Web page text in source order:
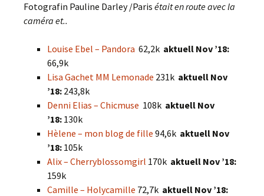
Fotografin Pauline Darley /Paris était en route avec la
caméra et..
Louise Ebel – Pandora 62,2k aktuell Nov ’18:
66,9k
Lisa Gachet MM Lemonade 231k aktuell Nov
’18: 243,8k
Denni Elias – Chicmuse 108k aktuell Nov
’18: 130k
Hèlene – mon blog de fille 94,6k aktuell Nov
’18: 105k
Alix – Cherryblossomgirl 170k aktuell Nov ’18:
159k
Camille – Holycamille 72,7k aktuell Nov ’18: